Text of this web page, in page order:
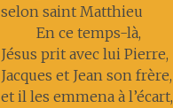
selon saint Matthieu
En ce temps-là,
Jésus prit avec lui Pierre,
Jacques et Jean son frère,
et il les emmena à l’écart,